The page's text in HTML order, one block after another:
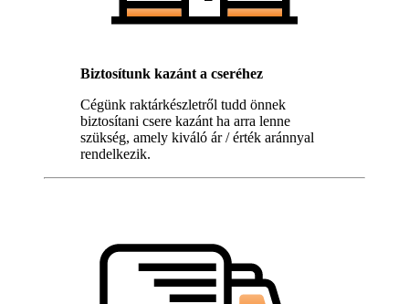
Biztosítunk kazánt a cseréhez
Cégünk raktárkészletről tudd önnek
biztosítani csere kazánt ha arra lenne
szükség, amely kiváló ár / érték aránnyal
rendelkezik.